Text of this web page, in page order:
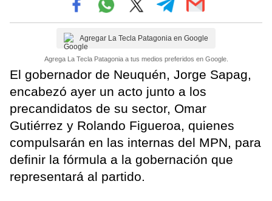
Agregar La Tecla Patagonia en Google
Agrega La Tecla Patagonia a tus medios preferidos en Google.
El gobernador de Neuquén, Jorge Sapag,
encabezó ayer un acto junto a los
precandidatos de su sector, Omar
Gutiérrez y Rolando Figueroa, quienes
compulsarán en las internas del MPN, para
definir la fórmula a la gobernación que
representará al partido.